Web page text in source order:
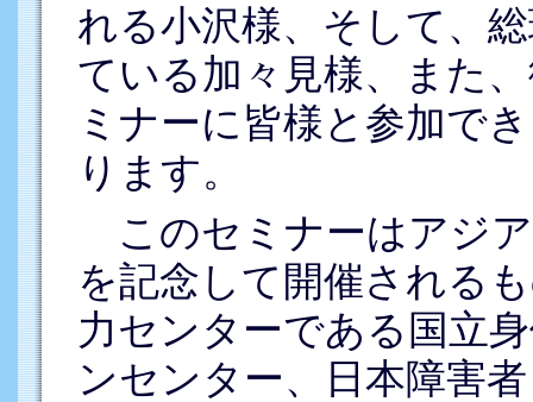
れる小沢様、そして、
ている加々見様、また
ミナーに皆様と参加で
ります。
このセミナーはアジ
を記念して開催される
力センターである国立
ンセンター、日本障害